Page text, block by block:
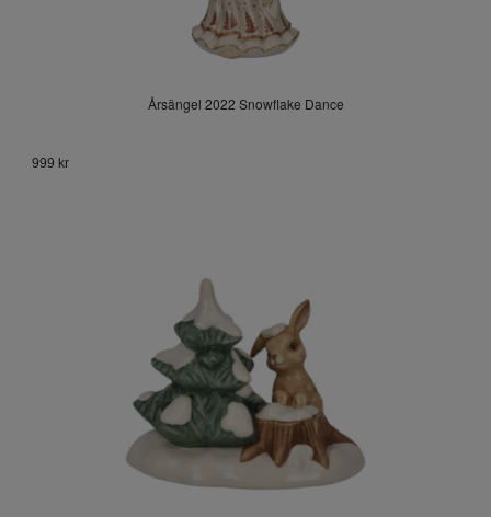
Årsängel 2022 Snowflake Dance
999 kr